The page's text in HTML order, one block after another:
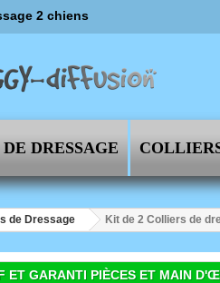
2 chiens
DRESSAGE
de Dressage Kit de 2 Colliers de
ET GARANTI PIÈCES ET MAIN